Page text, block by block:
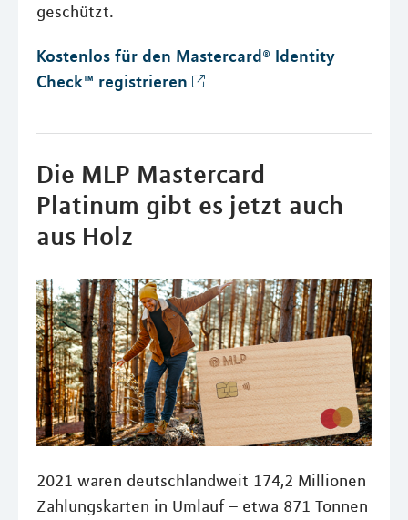
geschützt.
Kostenlos für den Mastercard® Identity
Check™ registrieren
Die MLP Mastercard
Platinum gibt es jetzt auch
aus Holz
2021 waren deutschlandweit 174,2 Millionen
Zahlungskarten in Umlauf – etwa 871 Tonnen